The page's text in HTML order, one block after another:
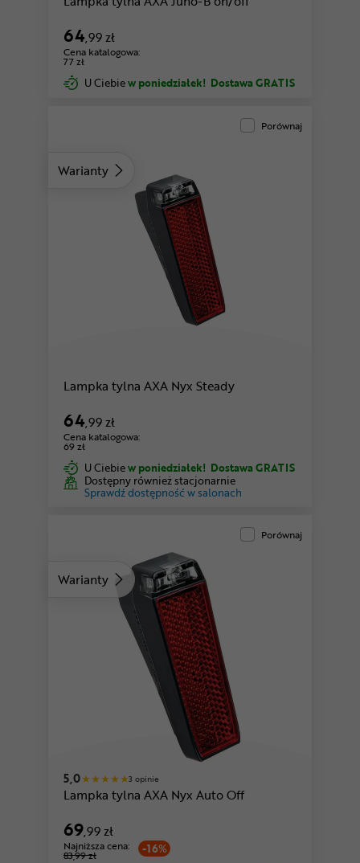
64,99 zł
Cena katalogowa:
77 zł
U Ciebiew poniedziałek! Dostawa GRATIS
Warianty
Porównaj
Lampka tylna AXA Nyx Steady
64,99 zł
Cena katalogowa:
69 zł
U Ciebiew poniedziałek! Dostawa GRATIS
Dostępny również stacjonarnie
Sprawdź dostępność w salonach
Warianty
Porównaj
5,0 3 opinie
Lampka tylna AXA Nyx Auto Off
69,99 zł
-16%
Najniższa cena:
83,99 zł